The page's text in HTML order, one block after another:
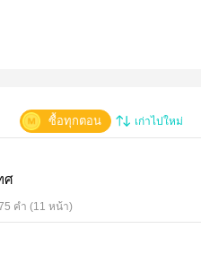
เก่าไปใหม่
ซื้อทุกตอน
ศ
คำ (11 หน้า)